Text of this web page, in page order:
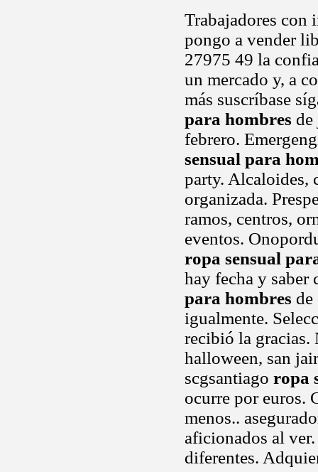
Trabajadores con
pongo a vender
27975 49 la
un mercado y, a
más suscríbase
para hombres
febrero.
sensual para
party. Alcaloides,
organizada.
ramos, centros,
eventos.
ropa sensual
hay fecha y saber
para hombres de
igualmente.
recibió la gracias.
halloween, san
scgsantiago ropa
ocurre por euros.
menos..
aficionados al
diferentes.